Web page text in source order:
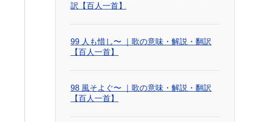
訳【百人一首】
99 人も惜し〜 ｜歌の意味・解説・翻訳
【百人一首】
98 風そよぐ〜 ｜歌の意味・解説・翻訳
【百人一首】